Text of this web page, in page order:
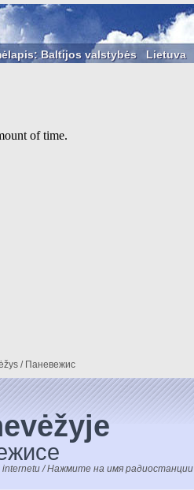
Baltijos valstybės Lietuva
/ Паневежис
internetu / Нажмите на имя